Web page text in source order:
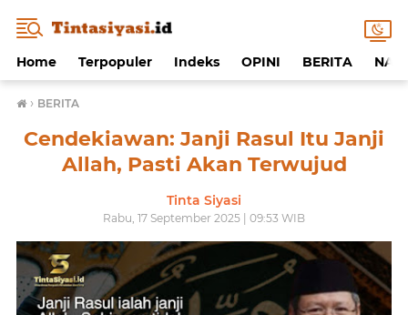
Home Terpopuler Indeks OPINI BERITA
› BERITA
Cendekiawan: Janji Rasul Itu Janji
Allah, Pasti Akan Terwujud
Tinta Siyasi
Rabu, 17 September 2025 | 09:53 WIB